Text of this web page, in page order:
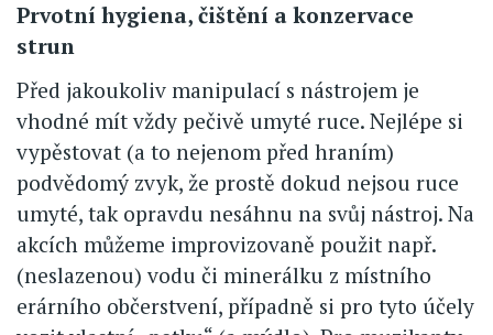
Prvotní hygiena, čištění a konzervace
strun
Před jakoukoliv manipulací s nástrojem je
vhodné mít vždy pečivě umyté ruce. Nejlépe si
vypěstovat (a to nejenom před hraním)
podvědomý zvyk, že prostě dokud nejsou ruce
umyté, tak opravdu nesáhnu na svůj nástroj. Na
akcích můžeme improvizovaně použit např.
(neslazenou) vodu či minerálku z místního
erárního občerstvení, případně si pro tyto účely